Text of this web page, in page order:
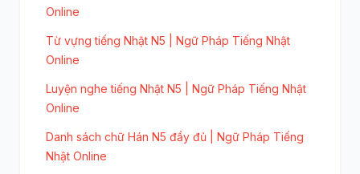
Online
Từ vựng tiếng Nhật N5 | Ngữ Pháp Tiếng Nhật
Online
Luyện nghe tiếng Nhật N5 | Ngữ Pháp Tiếng Nhật
Online
Danh sách chữ Hán N5 đầy đủ | Ngữ Pháp Tiếng
Nhật Online